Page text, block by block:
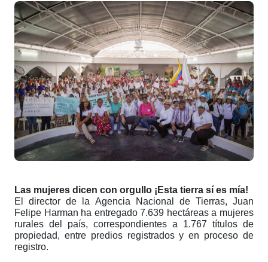
Las mujeres dicen con orgullo ¡Esta tierra sí es mía!
El director de la Agencia Nacional de Tierras, Juan
Felipe Harman ha entregado 7.639 hectáreas a mujeres
rurales del país, correspondientes a 1.767 títulos de
propiedad, entre predios registrados y en proceso de
registro.